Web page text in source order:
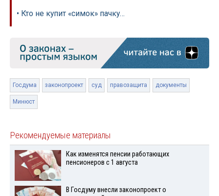
• Кто не купит «симок» пачку…
Госдума законопроект суд правозащита документы
Минюст
Рекомендуемые материалы
Как изменятся пенсии работающих
пенсионеров с 1 августа
В Госдуму внесли законопроект о